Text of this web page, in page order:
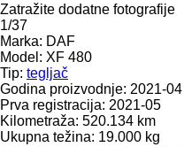
Zatražite dodatne fotografije
1/37
Marka: DAF
Model: XF 480
Tip: tegljač
Godina proizvodnje: 2021-04
Prva registracija: 2021-05
Kilometraža: 520.134 km
Ukupna težina: 19.000 kg